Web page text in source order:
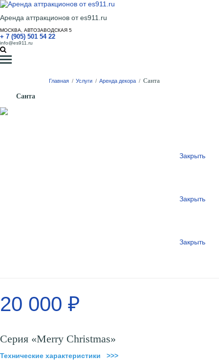
Аренда аттракционов от es911.ru
МОСКВА, АВТОЗАВОДСКАЯ 5
+ 7 (905) 501 54 22
info@es911.ru
Главная / Услуги / Аренда декора / Санта
Санта
Закрыть
Закрыть
Закрыть
20 000 ₽
Серия «Merry Christmas»
Технические характеристики >>>